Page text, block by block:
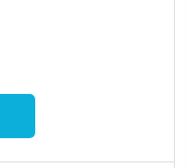
2024